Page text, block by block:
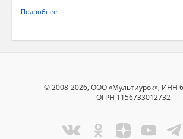
Подробнее
© 2008-2026, ООО «Мультиурок», ИНН
ОГРН 1156733012732